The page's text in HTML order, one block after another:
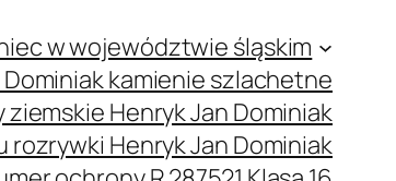
w województwie śląskim
kamienie szlachetne
ziemskie Henryk Jan Dominiak
rozrywki Henryk Jan Dominiak